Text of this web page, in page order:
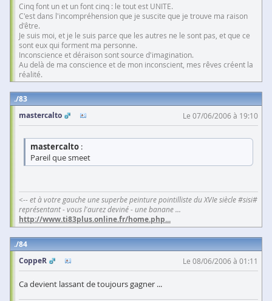
Cinq font un et un font cinq : le tout est UNITE.
C'est dans l'incompréhension que je suscite que je trouve ma raison
d'être.
Je suis moi, et je le suis parce que les autres ne le sont pas, et que ce
sont eux qui forment ma personne.
Inconscience et déraison sont source d'imagination.
Au delà de ma conscience et de mon inconscient, mes rêves créent la
réalité.
83
mastercalto
Le 07/06/2006 à 19:10
mastercalto :
Pareil que smeet
<-- et à votre gauche une superbe peinture pointilliste du XVIe siècle #sisi#
représentant - vous l'aurez deviné - une banane ...
http://www.ti83plus.online.fr/home.php...
84
CoppeR
Le 08/06/2006 à 01:11
Ca devient lassant de toujours gagner ...